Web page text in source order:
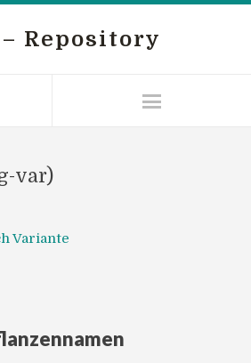
– Repository
var)
Variante